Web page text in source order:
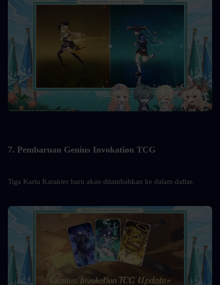
7. Pembaruan Genius Invokation TCG
Tiga Kartu Karakter baru akan ditambahkan ke dalam daftar.